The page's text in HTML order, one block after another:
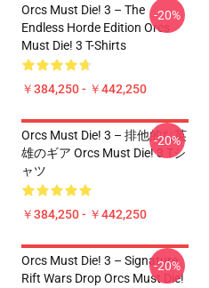
Orcs Must Die! 3 – The
Endless Horde Edition Orcs
Must Die! 3 T-Shirts
￥384,250 - ￥442,250
-20%
Orcs Must Die! 3 – 排他的な英
雄のギア Orcs Must Die! 3 Tシ
ャツ
￥384,250 - ￥442,250
-20%
Orcs Must Die! 3 – Signature
Rift Wars Drop Orcs Must Die!
-20%